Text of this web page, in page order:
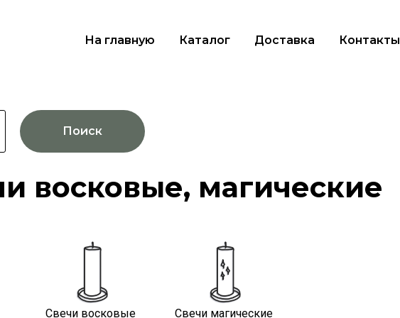
На главную Каталог Доставка Контакты
Поиск
восковые, магические
Свечи восковые Свечи магические